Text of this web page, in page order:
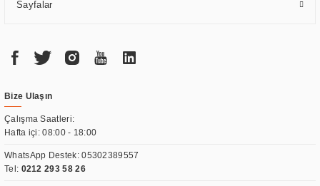
Sayfalar
Bize Ulaşın
Çalışma Saatleri:
Hafta içi: 08:00 - 18:00
WhatsApp Destek:05302389557
Tel: 0212 293 58 26